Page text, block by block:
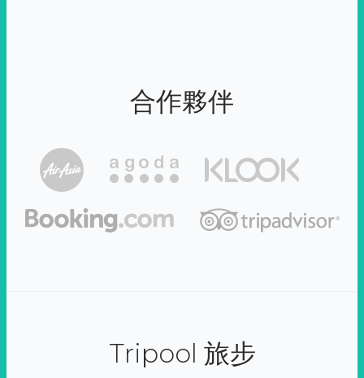
合作夥伴
Tripool 旅步